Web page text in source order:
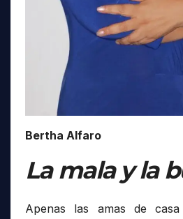
Bertha Alfaro
La mala y la
Apenas las amas de